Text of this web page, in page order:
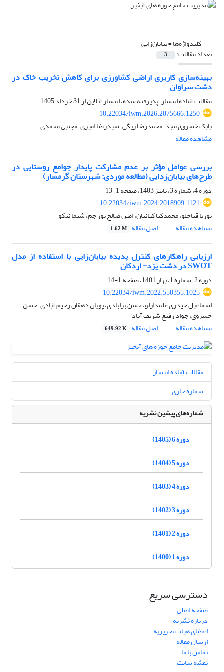
کلیدواژه‌ها =بیابان‌زایی
تعداد مقالات: 3
بهینه‌سازی کاربری اراضی کشاورزی برای کاهش تخریب خاک در
دشت سراوان
مقالات آماده انتشار، پذیرفته شده، انتشار آنلاین از31 خرداد 1405
10.22034/iwm.2026.2075666.1250
بابک خسروی مجد، محمدرضا ریگی، سیدرضا امیری، مجتبی محمدی
مشاهده مقاله
بررسی عوامل مؤثر بر عدم مشارکت پایدار جوامع روستایی در
طرح‌های بیابان‌زدایی (مطالعه موردی: شهرستان گرمسار)
دوره 4، شماره 3، پاییز 1403، صفحه
1-13
10.22034/iwm.2024.2018909.1121
پوریا قباخلو، محمدکیا کیانیان، امین صالح پور جم، شیما نیکو
مشاهده مقاله
اصل مقاله 1.62 M
ارزیابی راهکارهای کنترل پدیده بیابان‌زایی با استفاده از مدل
SWOT در دشت یزد- اردکان
دوره 2، شماره 1، بهار 1401، صفحه
1-14
10.22034/iwm.2022.550355.1025
اسماعیل حیدری علمدارلو، حسن برابادی، پویان دهقان رحیم آبادی، حسن
خسروی، جواد رفیع شریف آباد
مشاهده مقاله
اصل مقاله 649.92 K
مقالات آماده انتشار
شماره جاری
شماره‌های پیشین نشریه
دوره 6 (1405)
دوره 5 (1404)
دوره 4 (1403)
دوره 3 (1402)
دوره 2 (1401)
دوره 1 (1400)
دسترسی سریع
صفحه اصلی
درباره نشریه
اعضای هیات تحریریه
ارسال مقاله
تماس با ما
نقشه سایت